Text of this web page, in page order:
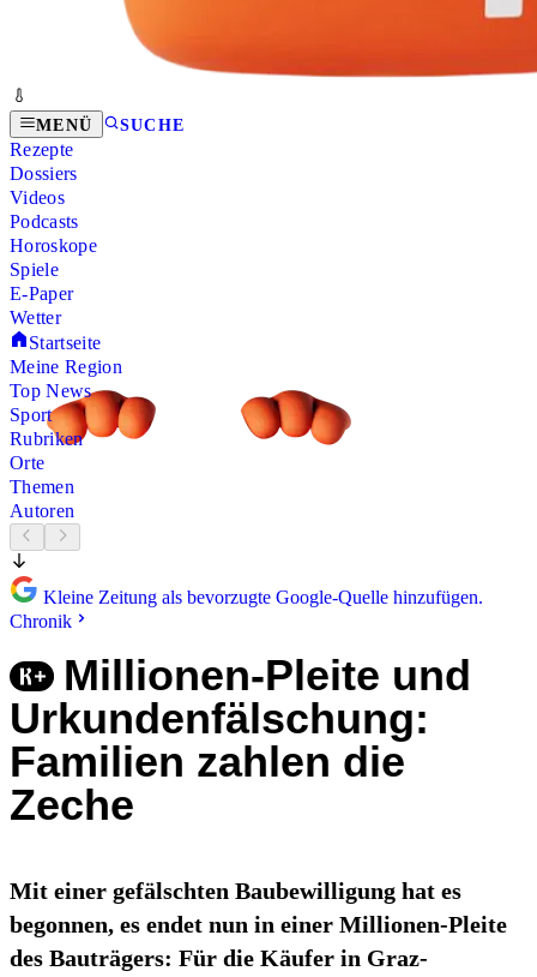
MENÜ SUCHE
Rezepte
Dossiers
Videos
Podcasts
Horoskope
Spiele
E-Paper
Wetter
Startseite
Meine Region
Top News
Sport
Rubriken
Orte
Themen
Autoren
Kleine Zeitung als bevorzugte Google-Quelle hinzufügen.
Chronik
Millionen-Pleite und
Urkundenfälschung:
Familien zahlen die
Zeche
Mit einer gefälschten Baubewilligung hat es
begonnen, es endet nun in einer Millionen-Pleite
des Bauträgers: Für die Käufer in Graz-